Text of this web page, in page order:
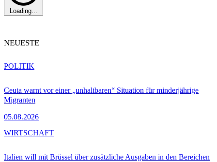
Loading...
NEUESTE
Ceuta warnt vor einer „unhaltbaren“ Situation für minderjährige
Migranten
05.08.2026
POLITIK
Italien will mit Brüssel über zusätzliche Ausgaben in den Bereichen
WIRTSCHAFT